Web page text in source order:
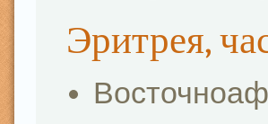
Эритрея,